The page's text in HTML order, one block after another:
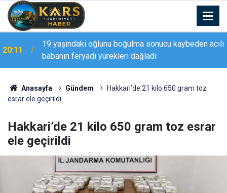
20:11
19 yaşındaki oğlunu boğulma sonucu kaybeden acılı
babanın feryadı yürekleri dağladı
20:09 95 yaşındaki kadının torunu ve kızından arsa tuzağı
Anasayfa Gündem
Hakkari’de 21 kilo 650 gram toz
esrar ele geçirildi
Hakkari’de 21 kilo 650 gram toz esrar
ele geçirildi